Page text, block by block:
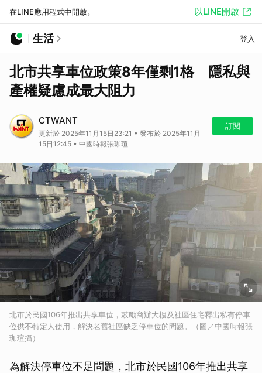
在LINE應用程式中開啟。 以LINE開啟
生活 登入
北市共享車位政策8年僅剩1格 隱私與
產權疑慮成最大阻力
CTWANT
更新於 2025年11月15日23:21 • 發布於 2025年11月
15日12:45 • 中國時報張珈瑄
訂閱
北市於民國106年推出共享車位，鼓勵商辦大樓及社區住宅釋出私有停車
位供不特定人使用，解決老舊社區缺乏停車位的問題。（圖／中國時報張
珈瑄攝）
為解決停車位不足問題，北市於民國106年推出共享